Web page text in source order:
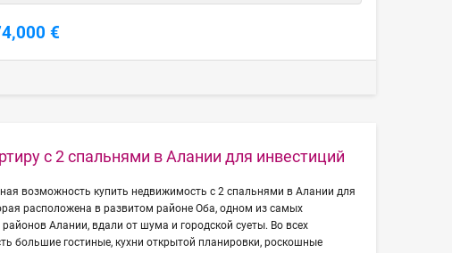
€
с 2 спальнями в Алании для инвестиций
возможность купить недвижимость с 2 спальнями в Алании для
расположена в развитом районе Оба, одном из самых
Алании, вдали от шума и городской суеты. Во всех
большие гостиные, кухни открытой планировки, роскошные